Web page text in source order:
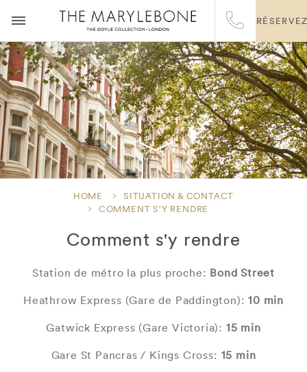
HOME
SITUATION & CONTACT
COMMENT S'Y RENDRE
Comment s'y rendre
Station de métro la plus proche: Bond Street
Heathrow Express (Gare de Paddington):10 min
Gatwick Express (Gare Victoria): 15 min
Gare St Pancras / Kings Cross: 15 min